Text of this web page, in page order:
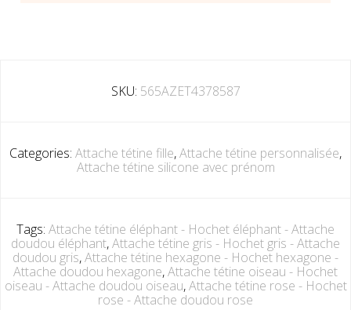
SKU: 565AZET4378587
Categories: Attache tétine fille,Attache tétine personnalisée,
Attache tétine silicone avec prénom
Tags: Attache tétine éléphant - Hochet éléphant - Attache
doudou éléphant,Attache tétine gris - Hochet gris - Attache
doudou gris,Attache tétine hexagone - Hochet hexagone -
Attache doudou hexagone,Attache tétine oiseau - Hochet
oiseau - Attache doudou oiseau,Attache tétine rose - Hochet
rose - Attache doudou rose